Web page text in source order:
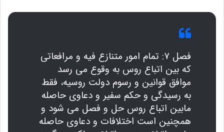
فصل ۷: تمام امور متنازع فیه و مرافعاتی
که بین اتباع روس به وقوع می رسد
موافق قوانین و رسوم دولت روسیه، فقط
به رسیدگی و حکم سفیر و دعاوی حاصله
مابین اتباع روس حل و فصل می شود و
همچنین است اختلافات و دعاوی حاصله